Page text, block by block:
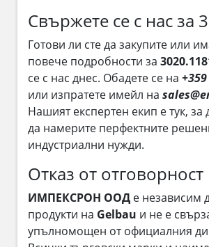
Свържете се с нас за
Готови ли сте да закупите или
повече подробности за
се с нас днес. Обадете се на
или изпратете имейл на
Нашият експертен екип е тук,
да намерите перфектните
индустриални нужди.
Отказ от отговорност
ИМПЕКСРОН ООД е независим
продукти на Gelbau и не е
упълномощен от официалния